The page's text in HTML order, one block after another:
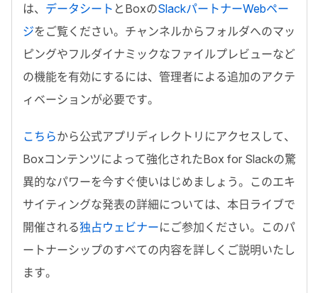
は、 データシート とBoxのSlackパートナーWebペー
ジをご覧ください。チャンネルからフォルダへのマッ
ピングやフルダイナミックなファイルプレビューなど
の機能を有効にするには、管理者による追加のアクテ
ィベーションが必要です。
こちらから公式アプリディレクトリにアクセスして、
Boxコンテンツによって強化されたBox for Slackの驚
異的なパワーを今すぐ使いはじめましょう。このエキ
サイティングな発表の詳細については、本日ライブで
開催される独占ウェビナーにご参加ください。このパ
ートナーシップのすべての内容を詳しくご説明いたし
ます。